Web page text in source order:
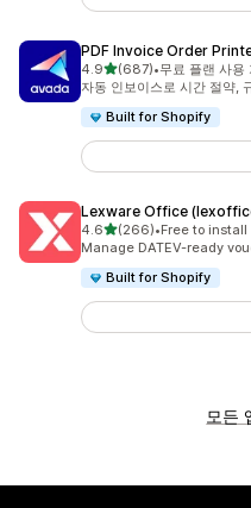
PDF Invoice Order
4.9별 5개 중
(687)
총 리뷰 687개
•무료 플랜 사용
자동 인보이스로 시간 절약,
Built for Shopify
Lexware Office
4.6별 5개 중
(266)
총 리뷰 266개
•Free to install
Manage DATEV-ready
Built for Shopify
모든